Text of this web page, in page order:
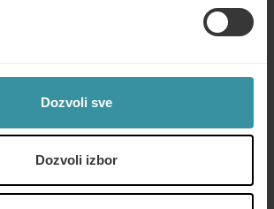
Dozvoli sve
Dozvoli izbor
2023 Training Industry Top 20™ Sales
Training and Enablement Companies
Mercuri International & Johnson
Brandon Hall Group HCM Excellence
Awards